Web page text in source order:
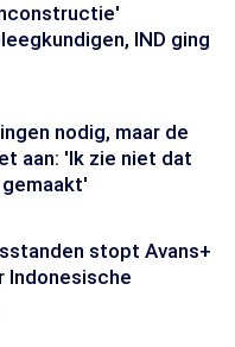
IND ging
nodig, maar de
aan: 'Ik zie niet dat
stopt Avans+
Indonesische